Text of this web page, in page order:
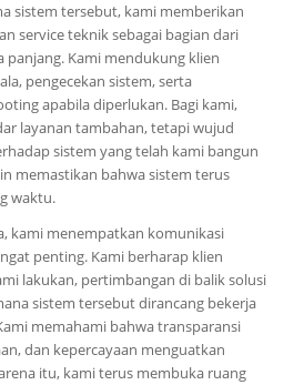
sistem tersebut, kami memberikan
service teknik sebagai bagian dari
panjang. Kami mendukung klien
pengecekan sistem, serta
apabila diperlukan. Bagi kami,
layanan tambahan, tetapi wujud
sistem yang telah kami bangun
memastikan bahwa sistem terus
waktu.
kami menempatkan komunikasi
penting. Kami berharap klien
lakukan, pertimbangan di balik solusi
sistem tersebut dirancang bekerja
memahami bahwa transparansi
dan kepercayaan menguatkan
itu, kami terus membuka ruang